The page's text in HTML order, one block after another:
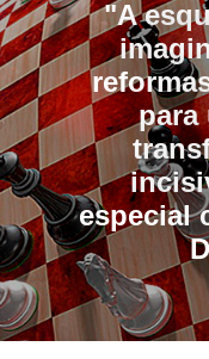
"A
para
especial